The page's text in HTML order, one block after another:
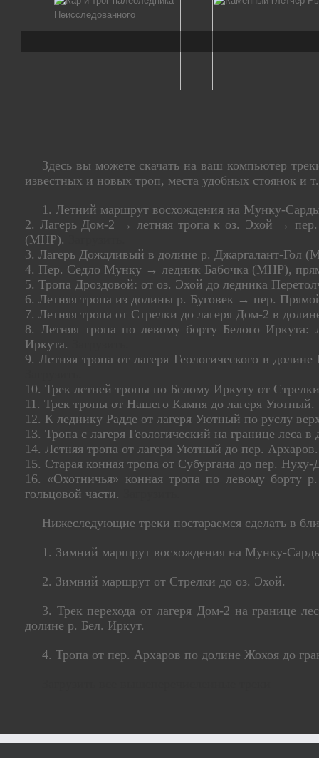
Здесь вы можете скачать на ваш компьютер
известных и новых троп, места удобных стоянок и
1. Летний маршрут восхождения на Мунку-
2. Лагерь Дом-2 → летняя тропа к оз. Эхой →
(МНР).
3. Лагерь Дождливый в долине р. Джаргалант-Гол
4. Пер. Седло Мунку → ледник Бабочка (МНР),
5. Тропа Дроздовой: от оз. Эхой до ледника
6. Летняя тропа из долины р. Буговек → пер.
7. Летняя тропа от Стрелки до лагеря Дом-2 в
8. Летняя тропа по левому борту Белого
Иркута.
9. Летняя тропа от лагеря Геологического в
10. Трек летней тропы по Белому Иркуту от
11. Трек тропы от Нашего Камня до лагеря Уютный.
12. К леднику Радде от лагеря Уютный по руслу
13. Тропа с лагеря Геологический на границе
14. Летняя тропа от лагеря Уютный до пер.
15. Старая конная тропа от Субургана до пер.
16. «Охотничья» конная тропа по левому борту
гольцовой части.
Нижеследующие треки постараемся сделать в
1. Зимний маршрут восхождения на Мунку-
2. Зимний маршрут от Стрелки до оз. Эхой.
3. Трек перехода от лагеря Дом-2 на границе
долине р. Бел. Иркут.
4. Тропа от пер. Архаров по долине Жохоя до